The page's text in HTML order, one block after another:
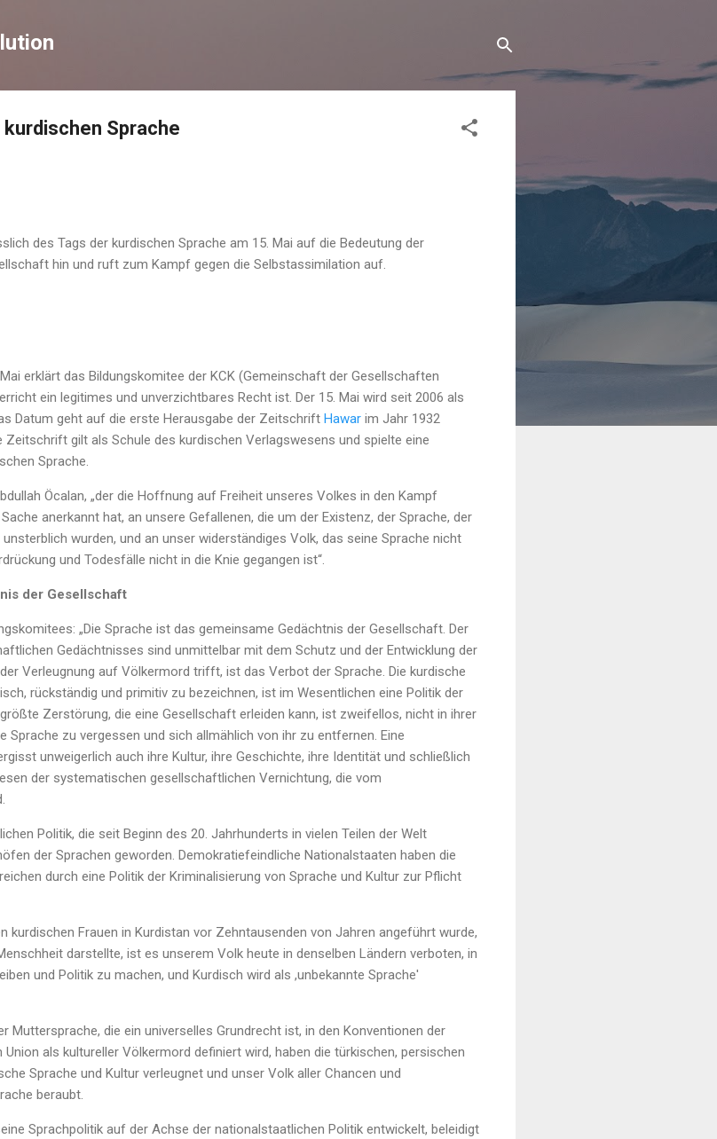
kurdischen Sprache
des Tags der kurdischen Sprache am 15. Mai auf die Bedeutung der
hin und ruft zum Kampf gegen die Selbstassimilation auf.
erklärt das Bildungskomitee der KCK (Gemeinschaft der Gesellschaften
ein legitimes und unverzichtbares Recht ist. Der 15. Mai wird seit 2006 als
Datum geht auf die erste Herausgabe der Zeitschrift Hawar im Jahr 1932
Zeitschrift gilt als Schule des kurdischen Verlagswesens und spielte eine
Sprache.
Öcalan, „der die Hoffnung auf Freiheit unseres Volkes in den Kampf
anerkannt hat, an unsere Gefallenen, die um der Existenz, der Sprache, der
wurden, und an unser widerständiges Volk, das seine Sprache nicht
und Todesfälle nicht in die Knie gegangen ist“.
der Gesellschaft
„Die Sprache ist das gemeinsame Gedächtnis der Gesellschaft. Der
Gedächtnisses sind unmittelbar mit dem Schutz und der Entwicklung der
Verleugnung auf Völkermord trifft, ist das Verbot der Sprache. Die kurdische
rückständig und primitiv zu bezeichnen, ist im Wesentlichen eine Politik der
Zerstörung, die eine Gesellschaft erleiden kann, ist zweifellos, nicht in ihrer
Sprache zu vergessen und sich allmählich von ihr zu entfernen. Eine
unweigerlich auch ihre Kultur, ihre Geschichte, ihre Identität und schließlich
der systematischen gesellschaftlichen Vernichtung, die vom
Politik, die seit Beginn des 20. Jahrhunderts in vielen Teilen der Welt
der Sprachen geworden. Demokratiefeindliche Nationalstaaten haben die
durch eine Politik der Kriminalisierung von Sprache und Kultur zur Pflicht
kurdischen Frauen in Kurdistan vor Zehntausenden von Jahren angeführt wurde,
darstellte, ist es unserem Volk heute in denselben Ländern verboten, in
und Politik zu machen, und Kurdisch wird als ,unbekannte Sprache'
Muttersprache, die ein universelles Grundrecht ist, in den Konventionen der
als kultureller Völkermord definiert wird, haben die türkischen, persischen
Sprache und Kultur verleugnet und unser Volk aller Chancen und
beraubt.
Sprachpolitik auf der Achse der nationalstaatlichen Politik entwickelt, beleidigt